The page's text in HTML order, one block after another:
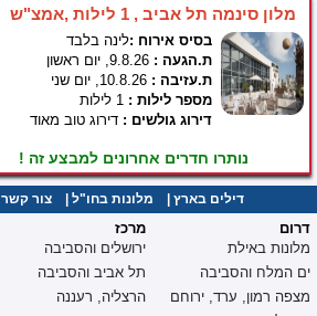
מלון סינמה תל אביב , 1 לילות ,אמצ"ש
בסיס אירוח :לינה בלבד
ת.הגעה :
ת.עזיבה :
מספר לילות :
דירוג גולשים : דירוג טוב מאוד
נותרו חדרים אחרונים למבצע זה !
דילים בארץ מלונות בחו"ל צור קשר
מרכז
ירושלים והסביבה
תל אביב והסביבה
הרצליה, רעננה
דרום
מלונות באילת
ים המלח והסביבה
מצפה רמון, ערד, ירוחם